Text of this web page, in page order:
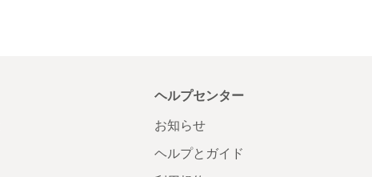
ヘルプセンター
お知らせ
ヘルプとガイド